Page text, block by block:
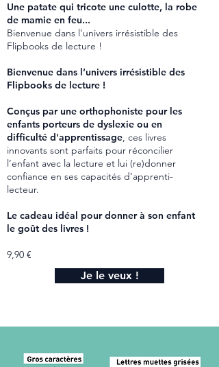
Une patate qui tricote une culotte, la robe
de mamie en feu...
Bienvenue dans l’univers irrésistible des
Flipbooks de lecture !
Bienvenue dans l’univers irrésistible des
Flipbooks de lecture !
Conçus par une orthophoniste pour les
enfants porteurs de dyslexie ou en
difficulté d'apprentissage, ces livres
innovants sont parfaits pour réconcilier
l’enfant avec la lecture et lui (re)donner
confiance en ses capacités d’apprenti-
lecteur.
Le cadeau idéal pour donner à son enfant
le goût des livres !
9,90 €
Je le veux !